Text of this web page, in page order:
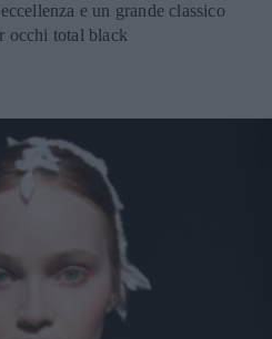
e un grande classico
occhi total black